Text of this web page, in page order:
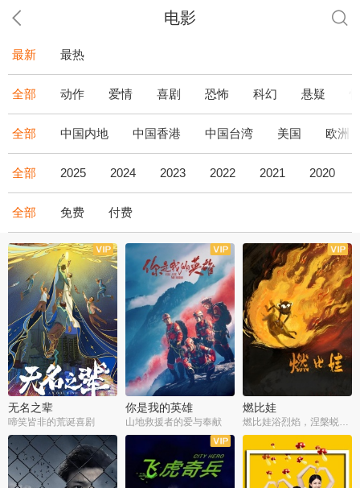
电影
最新 最热
全部 动作 爱情 喜剧 恐怖 科幻 悬疑
全部 中国内地 中国香港 中国台湾 美国 欧洲
全部 2025 2024 2023 2022 2021 2020
全部 免费 付费
无名之辈
啼笑皆非的荒诞喜剧
你是我的英雄
山地救援者的爱与奉献
燃比娃
燃比娃浴烈焰，涅槃蜕变成人